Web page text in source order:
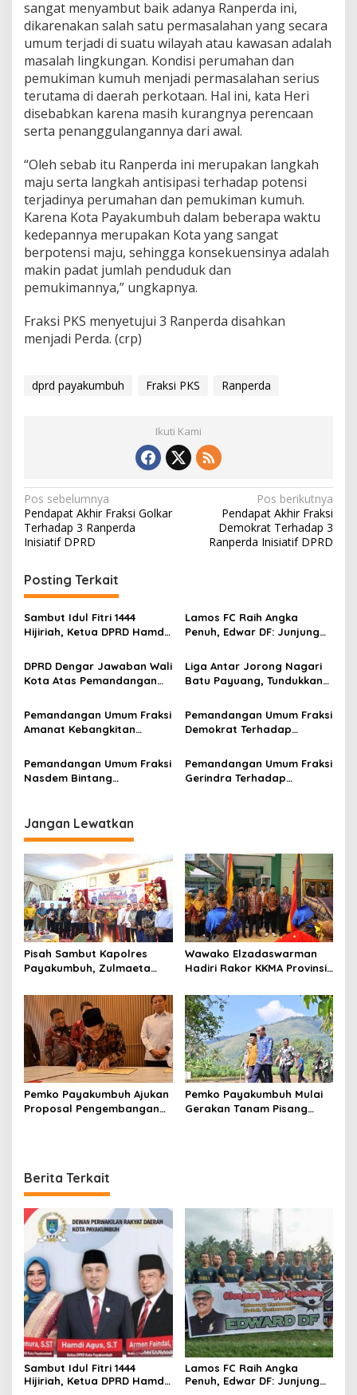
sangat menyambut baik adanya Ranperda ini,
dikarenakan salah satu permasalahan yang secara
umum terjadi di suatu wilayah atau kawasan adalah
masalah lingkungan. Kondisi perumahan dan
pemukiman kumuh menjadi permasalahan serius
terutama di daerah perkotaan. Hal ini, kata Heri
disebabkan karena masih kurangnya perencaan
serta penanggulangannya dari awal.
“Oleh sebab itu Ranperda ini merupakan langkah
maju serta langkah antisipasi terhadap potensi
terjadinya perumahan dan pemukiman kumuh.
Karena Kota Payakumbuh dalam beberapa waktu
kedepannya merupakan Kota yang sangat
berpotensi maju, sehingga konsekuensinya adalah
makin padat jumlah penduduk dan
pemukimannya,” ungkapnya.
Fraksi PKS menyetujui 3 Ranperda disahkan
menjadi Perda. (crp)
dprd payakumbuh Fraksi PKS Ranperda
Ikuti Kami
N
a
v
i
g
a
s
i
p
s
Pos sebelumnya
Pendapat Akhir Fraksi Golkar
Terhadap 3 Ranperda
Inisiatif DPRD
Pos berikutnya
Pendapat Akhir Fraksi
Demokrat Terhadap 3
Ranperda Inisiatif DPRD
Posting Terkait
Sambut Idul Fitri 1444
Hijiriah, Ketua DPRD Hamdi
Kota Payakumbuh
Lamos FC Raih Angka
Penuh, Edwar DF: Junjung
DPRD Dengar Jawaban Wali
Kota Atas Pemandangan
Ranperda APBD Kota
Payakumbuh Tahun
Liga Antar Jorong Nagari
Batu Payuang, Tundukkan
Lareh Nan Panjang Ke
Puncak Klasemen
Pemandangan Umum Fraksi
Amanat Kebangkitan
Ranperda APBD Kota
Payakumbuh Tahun 2022
Pemandangan Umum Fraksi
Demokrat Terhadap
Payakumbuh Tahun 2022
Pemandangan Umum Fraksi
Nasdem Bintang
Payakumbuh Tahun 2022
Pemandangan Umum Fraksi
Gerindra Terhadap
Jangan Lewatkan
Pisah Sambut Kapolres
Payakumbuh, Zulmaeta
Ricardo atas
Kepemimpinan
Wawako Elzadaswarman
Hadiri Rakor KKMA Provinsi
Pemko Payakumbuh Ajukan
Proposal Pengembangan
Pemko Payakumbuh Mulai
Gerakan Tanam Pisang
Berita Terkait
Sambut Idul Fitri 1444
Hijiriah, Ketua DPRD Hamdi
Lamos FC Raih Angka
Penuh, Edwar DF: Junjung